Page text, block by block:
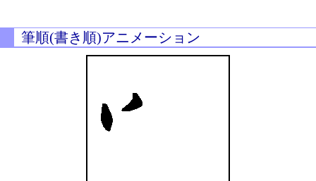
筆順(書き順)アニメーション